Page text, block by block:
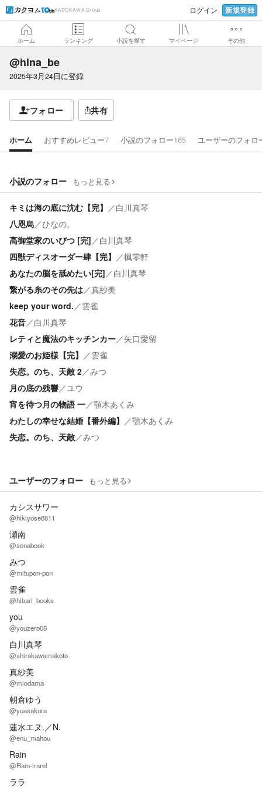
KADOKAWA Group ログイン 新規登録
ホーム ランキング 小説を探す マイページ その他
@hina_be
2025年3月24日に登録
フォロー 共有
ホーム おすすめレビュー7 小説のフォロー165 ユーザーのフォロ
小説のフォロー もっと見る
キミは海の底に沈む【完】 ／白川真琴
八咫烏／ひなの。
高御堂家のいびつ [完]／白川真琴
四獣ディスオーダー肆【完】 ／楓零軒
あなたの脳を舐めたい[完]／白川真琴
繋がる糸のその先は／真紗美
keep your word.／雲雀
花音／白川真琴
レティと魔法のキッチンカー／矢口愛留
溺愛のお姫様【完】 ／雲雀
失恋。のち、天敵 2／みつ
月の底の残響／ユウ
宵を待つ月の物語 一／顎木あくみ
わたしの幸せな結婚【番外編】 ／顎木あくみ
失恋。のち、天敵／みつ
ユーザーのフォロー もっと見る
カシスサワー
@hikiyose8811
瀬南
@senabook
みつ
@mitupon-pon
雲雀
@hibari_books
you
@youzero05
白川真琴
@shirakawamakoto
真紗美
@miodama
朝倉ゆう
@yuasakura
蓮水エヌ.／N.
@enu_mahou
Rain
@Rain-irand
ララ